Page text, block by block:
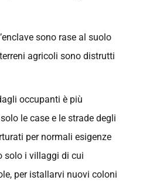
sono rase al suolo
agricoli sono distrutti
occupanti è più
le case e le strade degli
per normali esigenze
solo i villaggi di cui
per istallarvi nuovi coloni